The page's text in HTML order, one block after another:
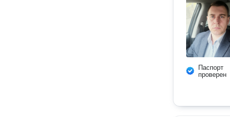
Паспорт
проверен